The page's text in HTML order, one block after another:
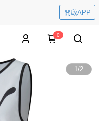
開啟APP
0
1/2